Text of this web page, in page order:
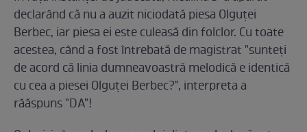
declarând că nu a auzit niciodată piesa Olguței
Berbec, iar piesa ei este culeasă din folclor. Cu toate
acestea, când a fost întrebată de magistrat "sunteți
de acord că linia dumneavoastră melodică e identică
cu cea a piesei Olguței Berbec?", interpreta a
răăspuns "DA"!